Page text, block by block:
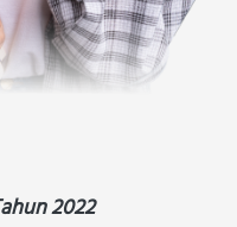
2022